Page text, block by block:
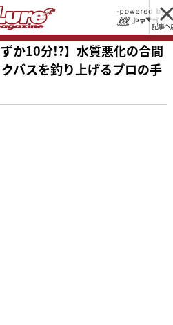
記事へ
か10分!?】水質悪化の合間
バスを釣り上げるプロの手